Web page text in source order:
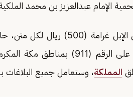
الإمام عبدالعزيز بن محمد
وأكدت القوات أن عقوبة رعي
والمدينة المنورة و
المملكة، وستعامل جميع البلاغات